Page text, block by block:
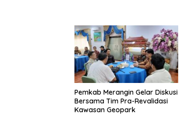
Pemkab Merangin Gelar Diskusi
Bersama Tim Pra-Revalidasi
Kawasan Geopark